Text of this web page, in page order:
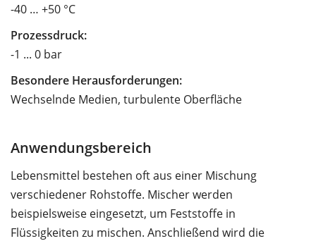
-40 … +50 °C
Prozessdruck:
-1 ... 0 bar
Besondere Herausforderungen:
Wechselnde Medien, turbulente Oberfläche
Anwendungsbereich
Lebensmittel bestehen oft aus einer Mischung
verschiedener Rohstoffe. Mischer werden
beispielsweise eingesetzt, um Feststoffe in
Flüssigkeiten zu mischen. Anschließend wird die